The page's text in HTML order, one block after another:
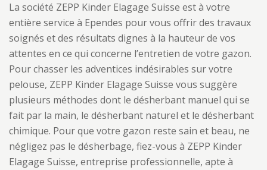
La société ZEPP Kinder Elagage Suisse est à votre
entière service à Ependes pour vous offrir des travaux
soignés et des résultats dignes à la hauteur de vos
attentes en ce qui concerne l’entretien de votre gazon.
Pour chasser les adventices indésirables sur votre
pelouse, ZEPP Kinder Elagage Suisse vous suggère
plusieurs méthodes dont le désherbant manuel qui se
fait par la main, le désherbant naturel et le désherbant
chimique. Pour que votre gazon reste sain et beau, ne
négligez pas le désherbage, fiez-vous à ZEPP Kinder
Elagage Suisse, entreprise professionnelle, apte à